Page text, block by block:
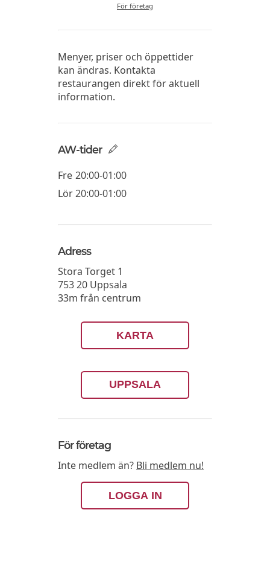
För företag
Menyer, priser och öppettider
kan ändras. Kontakta
restaurangen direkt för aktuell
information.
AW-tider
Fre 20:00-01:00
Lör20:00-01:00
Adress
Stora Torget 1
753 20 Uppsala
33m från centrum
KARTA
UPPSALA
För företag
Inte medlem än? Bli medlem nu!
LOGGA IN